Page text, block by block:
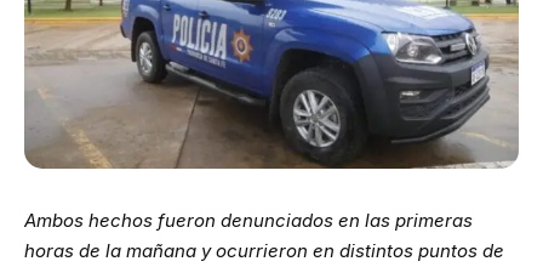
Ambos hechos fueron denunciados en las primeras
horas de la mañana y ocurrieron en distintos puntos de